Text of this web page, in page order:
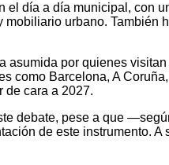
día a día municipal, con
urbano.
por quienes
como Barcelona, A
de cara a 2027.
debate, pese a que
de este instrumento. A